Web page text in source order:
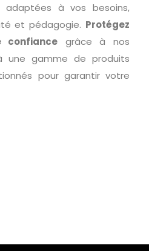
adaptées à vos besoins,
et pédagogie. Protégez
confiance grâce à nos
une gamme de produits
pour garantir votre